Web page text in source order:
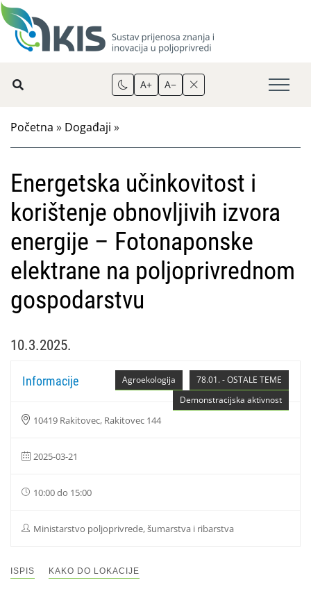
A+ A−
Početna » Događaji »
Energetska učinkovitost i
korištenje obnovljivih izvora
energije – Fotonaponske
elektrane na poljoprivrednom
gospodarstvu
10.3.2025.
78.01. - OSTALE TEME
Agroekologija
Demonstracijska aktivnost
Informacije
10419 Rakitovec, Rakitovec 144
2025-03-21
10:00 do 15:00
Ministarstvo poljoprivrede, šumarstva i ribarstva
ISPIS KAKO DO LOKACIJE